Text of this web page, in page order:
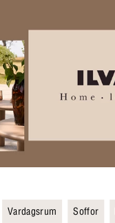
Vardagsrum Soffor